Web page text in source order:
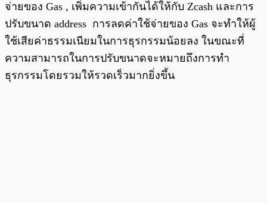
จ่ายของ Gas , เพิ่มความเข้ากันได้ให้กับ Zcash และการ
ปรับขนาด address การลดค่าใช้จ่ายของ Gas จะทำให้ผู้
ใช้เสียค่าธรรมเนียมในการธุรกรรมน้อยลง ในขณะที่
ความสามารถในการปรับขนาดจะหมายถึงการทำ
ธุรกรรมโดยรวมให้รวดเร็วมากยิ่งขึ้น